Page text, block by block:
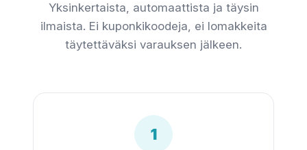
Yksinkertaista, automaattista ja täysin
ilmaista. Ei kuponkikoodeja, ei lomakkeita
täytettäväksi varauksen jälkeen.
1